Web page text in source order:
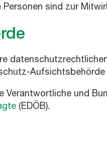
sind zur
Aufsichtsbehörde
und
(EDÖB).